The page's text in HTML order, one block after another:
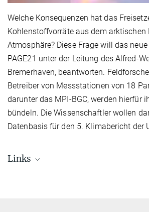
Welche Konsequenzen hat das
Kohlenstoffvorräte aus dem arktischen
Atmosphäre? Diese Frage will das
PAGE21 unter der Leitung des Alfred-
Bremerhaven, beantworten.
Betreiber von Messstationen von 18
darunter das MPI-BGC, werden hierfür
bündeln. Die Wissenschaftler wollen
Datenbasis für den 5. Klimabericht der
Links